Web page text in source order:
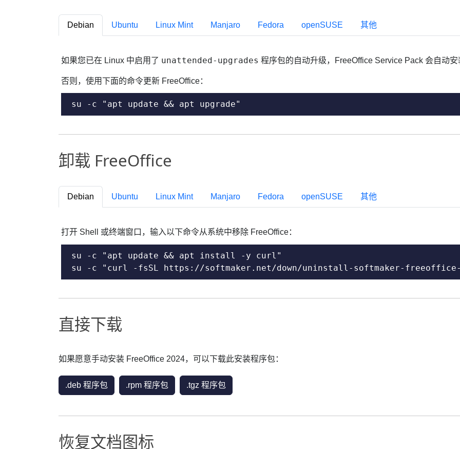
Debian Ubuntu Linux Mint Manjaro Fedora openSUSE 其他
如果您已在 Linux 中启用了 unattended-upgrades 程序包的自动升级，FreeOffice Service Pack 会自动安
否则，使用下面的命令更新 FreeOffice：
su -c "apt update && apt upgrade"
卸载 FreeOffice
Debian Ubuntu Linux Mint Manjaro Fedora openSUSE 其他
打开 Shell 或终端窗口，输入以下命令从系统中移除 FreeOffice：
su -c "apt update && apt install -y curl"
su -c "curl -fsSL https://softmaker.net/down/uninstall-softmaker-
直接下载
如果愿意手动安装 FreeOffice 2024，可以下载此安装程序包：
.deb 程序包 .rpm 程序包 .tgz 程序包
恢复文档图标